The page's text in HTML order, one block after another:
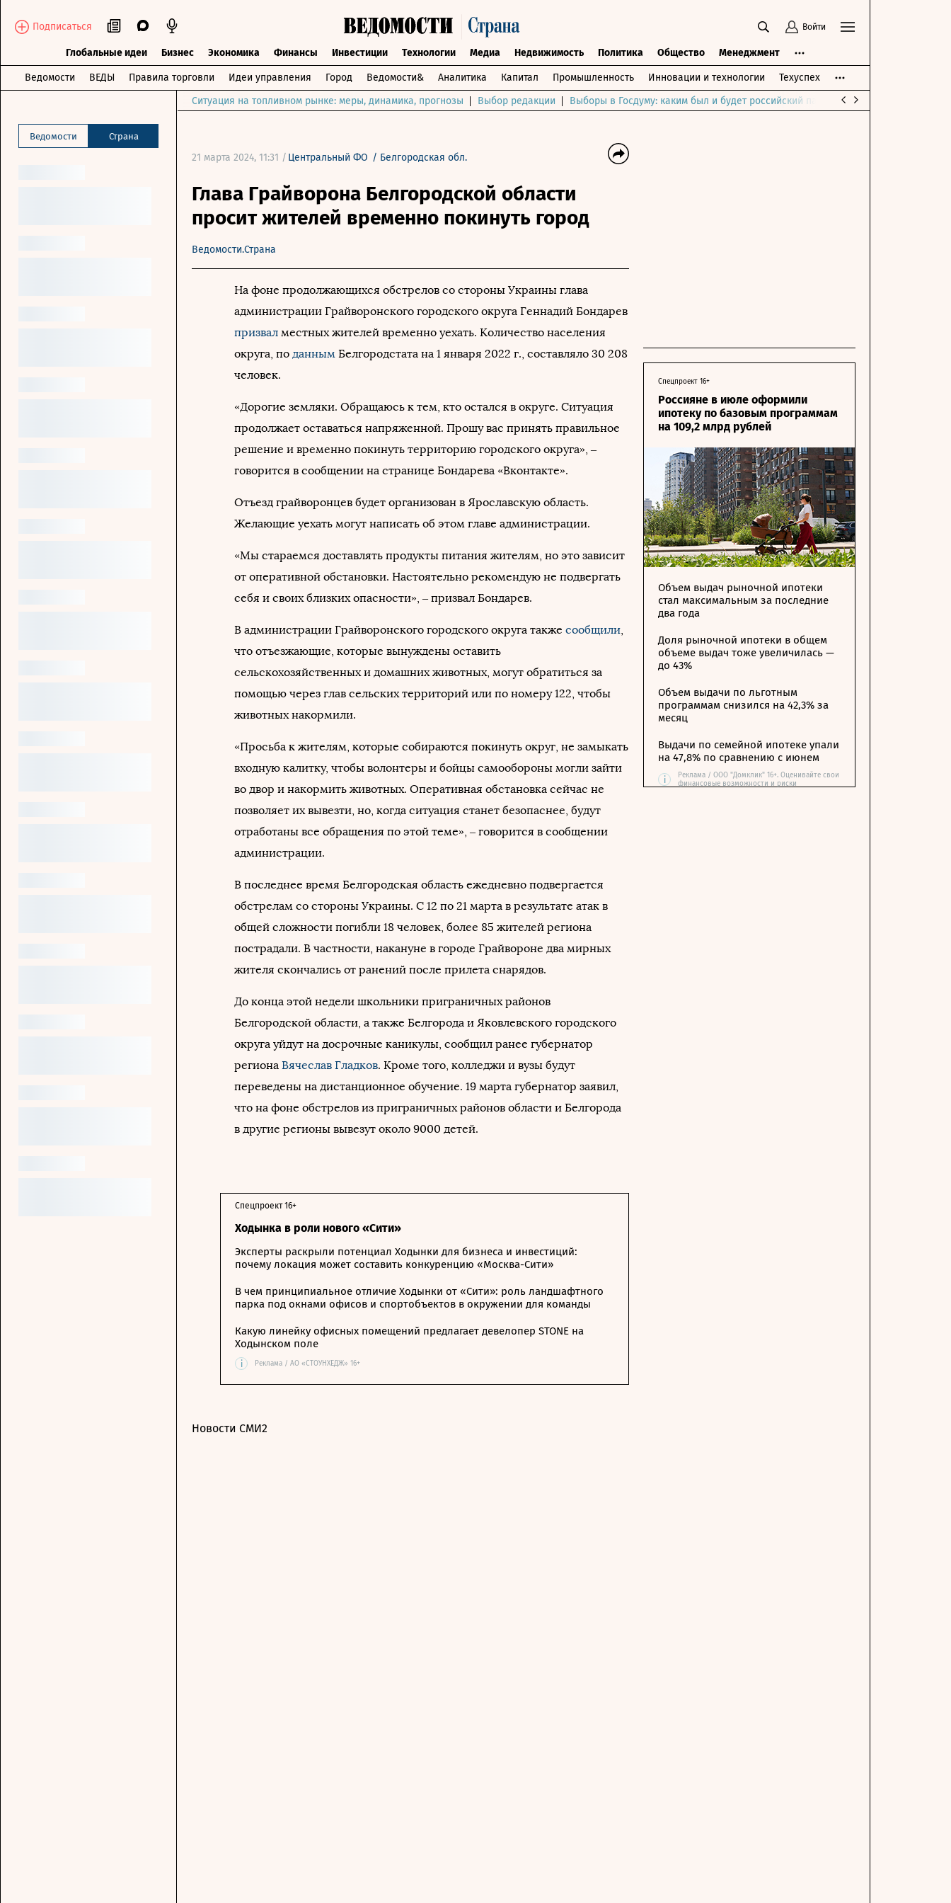
Подписаться Войти
Глобальные идеи Бизнес Экономика Финансы Инвестиции Технологии Медиа Недвижимость Политика Общество Менеджмент
Ведомости ВЕДЫ Правила торговли Идеи управления Город Ведомости& Аналитика Капитал Промышленность Инновации и технологии Техуспех
Ведомости Страна
Ситуация на топливном рынке: меры, динамика, прогнозы Выбор редакции Выборы в Госдуму: каким был и будет российский парламент
21 марта 2024, 11:31 / Центральный ФО / Белгородская обл.
Глава Грайворона Белгородской области
просит жителей временно покинуть город
Ведомости.Страна
На фоне продолжающихся обстрелов со стороны Украины глава
администрации Грайворонского городского округа Геннадий Бондарев
призвал местных жителей временно уехать. Количество населения
округа, по данным Белгородстата на 1 января 2022 г., составляло 30 208
человек.
«Дорогие земляки. Обращаюсь к тем, кто остался в округе. Ситуация
продолжает оставаться напряженной. Прошу вас принять правильное
решение и временно покинуть территорию городского округа», –
говорится в сообщении на странице Бондарева «Вконтакте».
Отъезд грайворонцев будет организован в Ярославскую область.
Желающие уехать могут написать об этом главе администрации.
«Мы стараемся доставлять продукты питания жителям, но это зависит
от оперативной обстановки. Настоятельно рекомендую не подвергать
себя и своих близких опасности», – призвал Бондарев.
В администрации Грайворонского городского округа также сообщили,
что отъезжающие, которые вынуждены оставить
сельскохозяйственных и домашних животных, могут обратиться за
помощью через глав сельских территорий или по номеру 122, чтобы
животных накормили.
«Просьба к жителям, которые собираются покинуть округ, не замыкать
входную калитку, чтобы волонтеры и бойцы самообороны могли зайти
во двор и накормить животных. Оперативная обстановка сейчас не
позволяет их вывезти, но, когда ситуация станет безопаснее, будут
отработаны все обращения по этой теме», – говорится в сообщении
администрации.
В последнее время Белгородская область ежедневно подвергается
обстрелам со стороны Украины. С 12 по 21 марта в результате атак в
общей сложности погибли 18 человек, более 85 жителей региона
пострадали. В частности, накануне в городе Грайвороне два мирных
жителя скончались от ранений после прилета снарядов.
До конца этой недели школьники приграничных районов
Белгородской области, а также Белгорода и Яковлевского городского
округа уйдут на досрочные каникулы, сообщил ранее губернатор
региона Вячеслав Гладков. Кроме того, колледжи и вузы будут
переведены на дистанционное обучение. 19 марта губернатор заявил,
что на фоне обстрелов из приграничных районов области и Белгорода
в другие регионы вывезут около 9000 детей.
Ходынка в роли нового «Сити»
Спецпроект 16+
Эксперты раскрыли потенциал Ходынки для бизнеса и инвестиций:
почему локация может составить конкуренцию «Москва-Сити»
В чем принципиальное отличие Ходынки от «Сити»: роль ландшафтного
парка под окнами офисов и спортобъектов в окружении для команды
Какую линейку офисных помещений предлагает девелопер STONE на
Ходынском поле
i Реклама / АО «СТОУНХЕДЖ» 16+
Спецпроект 16+
Россияне в июле оформили
ипотеку по базовым программам
на 109,2 млрд рублей
Объем выдач рыночной ипотеки
стал максимальным за последние
два года
Доля рыночной ипотеки в общем
объеме выдач тоже увеличилась —
до 43%
Объем выдачи по льготным
программам снизился на 42,3% за
месяц
Выдачи по семейной ипотеке упали
на 47,8% по сравнению с июнем
i
Реклама / ООО "Домклик" 16+. Оценивайте свои
финансовые возможности и риски
Новости СМИ2